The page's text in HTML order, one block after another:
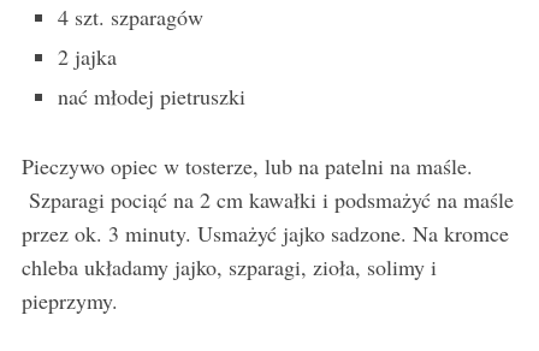
4 szt. szparagów
2 jajka
nać młodej pietruszki
Pieczywo opiec w tosterze, lub na patelni na maśle.
Szparagi pociąć na 2 cm kawałki i podsmażyć na maśle
przez ok. 3 minuty. Usmażyć jajko sadzone. Na kromce
chleba układamy jajko, szparagi, zioła, solimy i
pieprzymy.